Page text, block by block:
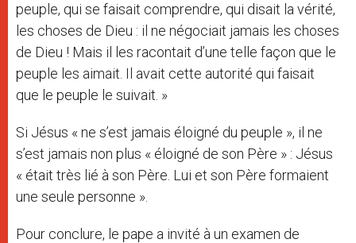
peuple, qui se faisait comprendre, qui disait la vérité,
les choses de Dieu : il ne négociait jamais les choses
de Dieu ! Mais il les racontait d’une telle façon que le
peuple les aimait. Il avait cette autorité qui faisait
que le peuple le suivait. »
Si Jésus « ne s’est jamais éloigné du peuple », il ne
s’est jamais non plus « éloigné de son Père » : Jésus
« était très lié à son Père. Lui et son Père formaient
une seule personne ».
Pour conclure, le pape a invité à un examen de